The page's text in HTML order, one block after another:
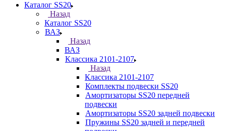
Каталог SS20
Назад
Каталог SS20
ВАЗ
Назад
ВАЗ
Классика 2101-2107
Назад
Классика 2101-2107
Комплекты подвески SS20
Амортизаторы SS20 передней
подвески
Амортизаторы SS20 задней подвески
Пружины SS20 задней и передней